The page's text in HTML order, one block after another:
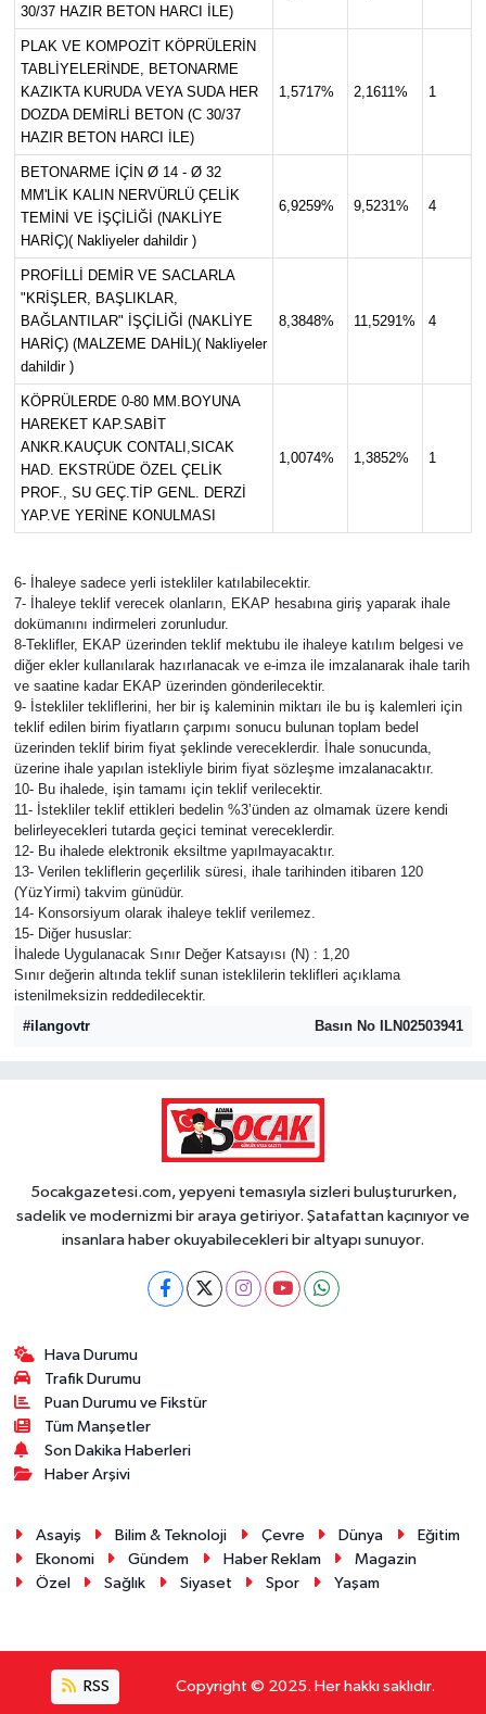
30/37 HAZIR BETON HARCI İLE)
PLAK VE KOMPOZİT KÖPRÜLERİN
TABLİYELERİNDE, BETONARME
KAZIKTA KURUDA VEYA SUDA HER
DOZDA DEMİRLİ BETON (C 30/37
HAZIR BETON HARCI İLE)
1,5717% 2,1611% 1
BETONARME İÇİN Ø 14 - Ø 32
MM'LİK KALIN NERVÜRLÜ ÇELİK
TEMİNİ VE İŞÇİLİĞİ (NAKLİYE
HARİÇ)( Nakliyeler dahildir )
6,9259% 9,5231% 4
PROFİLLİ DEMİR VE SACLARLA
"KRİŞLER, BAŞLIKLAR,
BAĞLANTILAR" İŞÇİLİĞİ (NAKLİYE
HARİÇ) (MALZEME DAHİL)( Nakliyeler
dahildir )
8,3848% 11,5291% 4
KÖPRÜLERDE 0-80 MM.BOYUNA
HAREKET KAP.SABİT
ANKR.KAUÇUK CONTALI,SICAK
HAD. EKSTRÜDE ÖZEL ÇELİK
PROF., SU GEÇ.TİP GENL. DERZİ
YAP.VE YERİNE KONULMASI
1,0074% 1,3852% 1
6- İhaleye sadece yerli istekliler katılabilecektir.
7- İhaleye teklif verecek olanların, EKAP hesabına giriş yaparak ihale
dokümanını indirmeleri zorunludur.
8-Teklifler, EKAP üzerinden teklif mektubu ile ihaleye katılım belgesi ve
diğer ekler kullanılarak hazırlanacak ve e-imza ile imzalanarak ihale tarih
ve saatine kadar EKAP üzerinden gönderilecektir.
9- İstekliler tekliflerini, her bir iş kaleminin miktarı ile bu iş kalemleri için
teklif edilen birim fiyatların çarpımı sonucu bulunan toplam bedel
üzerinden teklif birim fiyat şeklinde vereceklerdir. İhale sonucunda,
üzerine ihale yapılan istekliyle birim fiyat sözleşme imzalanacaktır.
10- Bu ihalede, işin tamamı için teklif verilecektir.
11- İstekliler teklif ettikleri bedelin %3’ünden az olmamak üzere kendi
belirleyecekleri tutarda geçici teminat vereceklerdir.
12- Bu ihalede elektronik eksiltme yapılmayacaktır.
13- Verilen tekliflerin geçerlilik süresi, ihale tarihinden itibaren 120
(YüzYirmi) takvim günüdür.
14- Konsorsiyum olarak ihaleye teklif verilemez.
15- Diğer hususlar:
İhalede Uygulanacak Sınır Değer Katsayısı (N) : 1,20
Sınır değerin altında teklif sunan isteklilerin teklifleri açıklama
istenilmeksizin reddedilecektir.
#ilangovtr
Basın No ILN02503941
5ocakgazetesi.com, yepyeni temasıyla sizleri buluştururken,
sadelik ve modernizmi bir araya getiriyor. Şatafattan kaçınıyor ve
insanlara haber okuyabilecekleri bir altyapı sunuyor.
Hava Durumu
Trafik Durumu
Puan Durumu ve Fikstür
Tüm Manşetler
Son Dakika Haberleri
Haber Arşivi
Asayiş Bilim & Teknoloji Çevre Dünya
Eğitim
Ekonomi
Gündem Haber Reklam
Magazin
Özel
Sağlık Siyaset Spor Yaşam
RSS Copyright © 2025. Her hakkı saklıdır.